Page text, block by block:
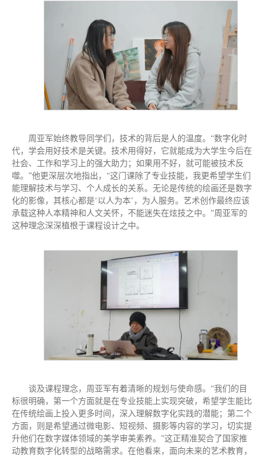
周亚军始终教导同学们，技术的背后是人的温度。“数字化时
代，学会用好技术是关键。技术用得好，它就能成为大学生今后在
社会、工作和学习上的强大助力；如果用不好，就可能被技术反
噬。”他更深层次地指出，“这门课除了专业技能，我更希望学生们
能理解技术与学习、个人成长的关系。无论是传统的绘画还是数字
化的影像，其核心都是‘以人为本’，为人服务。艺术创作最终应该
承载这种人本精神和人文关怀，不能迷失在炫技之中。”周亚军的
这种理念深深植根于课程设计之中。
谈及课程理念，周亚军有着清晰的规划与使命感。“我们的目
标很明确，第一个方面就是在专业技能上实现突破，希望学生能比
在传统绘画上投入更多时间，深入理解数字化实践的潜能；第二个
方面，则是希望通过微电影、短视频、摄影等内容的学习，切实提
升他们在数字媒体领域的美学审美素养。”这正精准契合了国家推
动教育数字化转型的战略需求。在他看来，面向未来的艺术教育，